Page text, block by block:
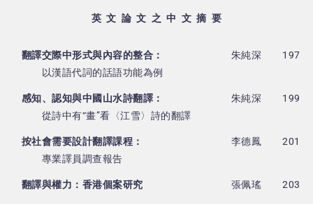
英 文 論 文 之 中 文 摘 要
翻譯交際中形式與內容的整合：
以漢語代詞的話語功能為例
朱純深 197
感知、認知與中國山水詩翻譯：
從詩中有“畫”看〈江雪〉詩的翻譯
朱純深 199
按社會需要設計翻譯課程：
專業譯員調查報告
李德鳳 201
翻譯與權力：香港個案研究 張佩瑤 203